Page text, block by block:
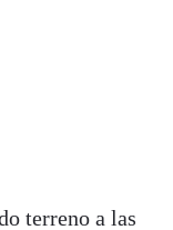
terreno a las